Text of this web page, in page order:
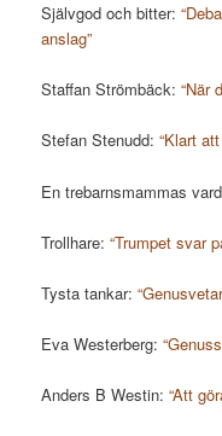
Självgod och bitter:
anslag”
Staffan Strömbäck:“När
Stefan Stenudd:“Klart
En trebarnsmammas
Trollhare:“Trumpet svar
Tysta tankar:
Eva Westerberg:
Anders B Westin:“Att